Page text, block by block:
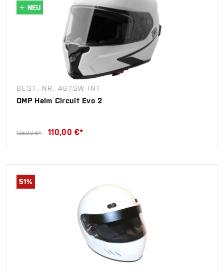
NEU
BEST.-NR. 467SW-INT
OMP Helm Circuit Evo 2
125,00 €* 110,00 €*
51%